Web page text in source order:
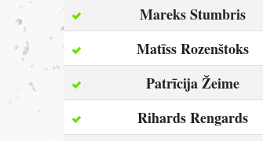
Mareks Stumbris
Matīss Rozenštoks
Patrīcija Žeime
Rihards Rengards